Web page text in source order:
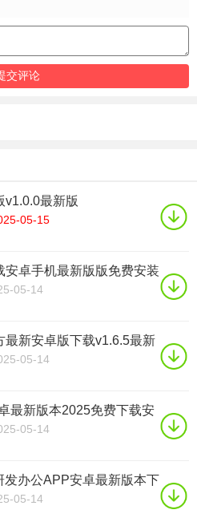
v1.0.0最新版
05-15
安卓手机最新版版免费安装
05-14
最新安卓版下载v1.6.5最新
05-14
最新版本2025免费下载安
05-14
发办公APP安卓最新版本下
手机版
05-14